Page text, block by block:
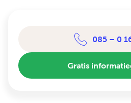
085 – 0
Gratis